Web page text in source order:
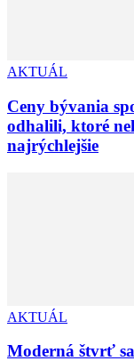
AKTUÁL
Ceny bývania
odhalili, ktoré
najrýchlejšie
AKTUÁL
Moderná štvrť